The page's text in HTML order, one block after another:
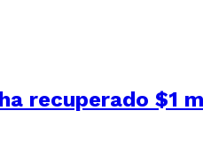
recuperado $1